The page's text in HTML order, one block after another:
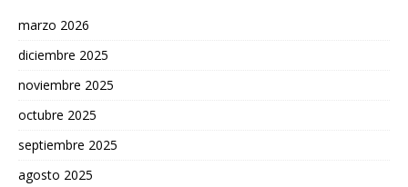
marzo 2026
diciembre 2025
noviembre 2025
octubre 2025
septiembre 2025
agosto 2025